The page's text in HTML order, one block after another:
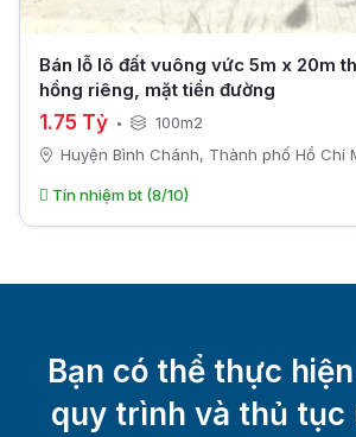
Bán lỗ lô đất vuông vức 5m x 20m
hồng riêng, mặt tiền đường
1.75 Tỷ
100m2
Huyện Bình Chánh, Thành phố Hồ Chí
Tín nhiệm bt (8/10)
Bạn có thể thực
quy trình và thủ tục